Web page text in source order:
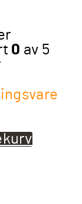
0 av 5